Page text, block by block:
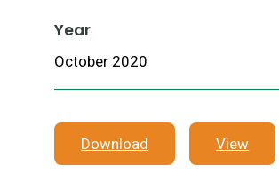
Year
October 2020
Download View